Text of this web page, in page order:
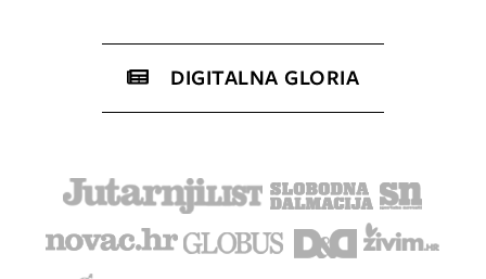
DIGITALNA GLORIA